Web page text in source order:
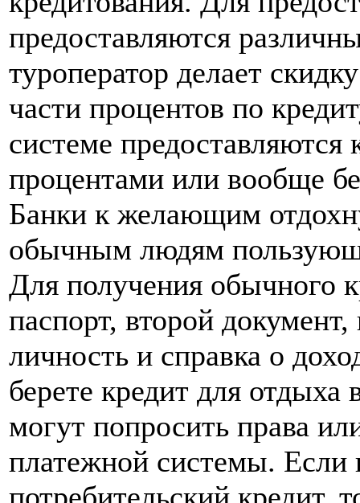
предоставляются
туроператор делает
части процентов по
системе
процентами или вообще
Банки к желающим
обычным людям
Для получения обычного
паспорт, второй
личность и справка о
берете кредит для отдыха
могут попросить права
платежной системы.